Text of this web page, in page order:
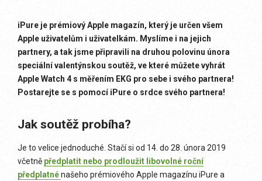
iPure je prémiový Apple magazín, který je určen všem
Apple uživatelům i uživatelkám. Myslíme i na jejich
partnery, a tak jsme připravili na druhou polovinu února
speciální valentýnskou soutěž, ve které můžete vyhrát
Apple Watch 4 s měřením EKG pro sebe i svého partnera!
Postarejte se s pomocí iPure o srdce svého partnera!
Jak soutěž probíha?
Je to velice jednoduché. Stačí si od 14. do 28. února 2019
včetně předplatit nebo prodloužit libovolné roční
předplatnénašeho prémiového Apple magazínu iPure a